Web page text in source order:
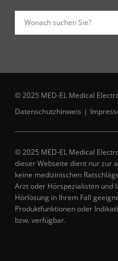
Wonach suchen Sie?
© 2025 MED-EL Medical
Datenschutzhinweis
© 2025 MED-EL Medical
dieser Webseite dient nur zur
keine medizinischen
Arzt oder Hörspezialisten und
Hörlösung in Ihrem Fall
Produktfunktionen oder
bzw. verfügbar.